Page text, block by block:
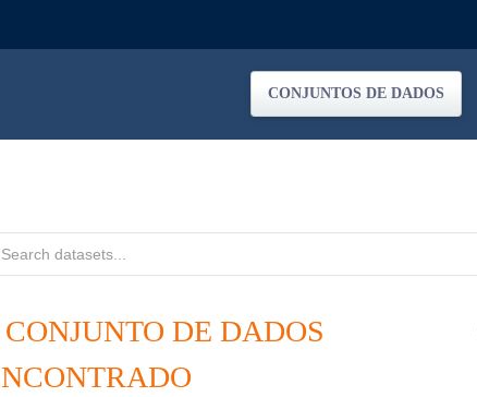
CONJUNTOS DE DADOS
CONJUNTO DE DADOS